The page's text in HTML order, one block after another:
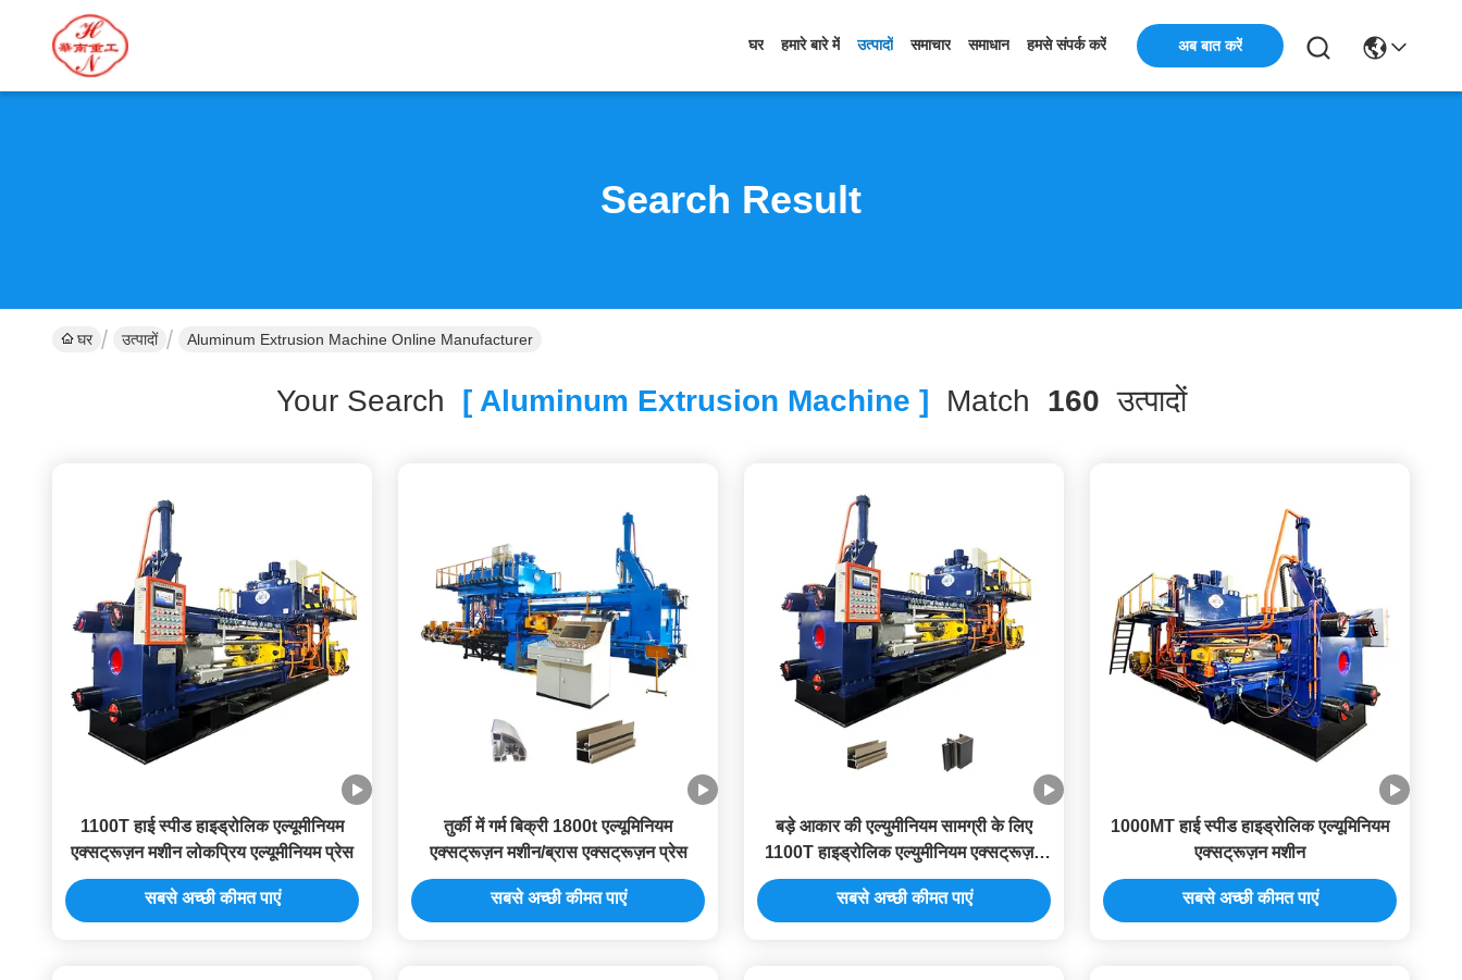
घर हमारे बारे में उत्पादों समाचार समाधान हमसे संपर्क करें अब बात करें
Search Result
घर उत्पादों Aluminum Extrusion Machine Online Manufacturer
Your Search [ Aluminum Extrusion Machine ] Match 160 उत्पादों
1100T हाई स्पीड हाइड्रोलिक एल्यूमीनियम
एक्सट्रूज़न मशीन लोकप्रिय एल्यूमीनियम प्रेस
सबसे अच्छी कीमत पाएं
तुर्की में गर्म बिक्री 1800t एल्यूमिनियम
एक्सट्रूज़न मशीन/ब्रास एक्सट्रूज़न प्रेस
सबसे अच्छी कीमत पाएं
बड़े आकार की एल्युमीनियम सामग्री के लिए
1100T हाइड्रोलिक एल्युमीनियम एक्सट्रूज़न
मशीन
सबसे अच्छी कीमत पाएं
1000MT हाई स्पीड हाइड्रोलिक एल्यूमिनियम
एक्सट्रूज़न मशीन
सबसे अच्छी कीमत पाएं